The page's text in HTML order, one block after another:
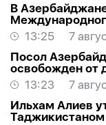
В
13:25
7
Посол
освобожден от
13:23
7
Ильхам Алиев
Таджикистаном